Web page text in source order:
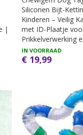
|
Siliconen Bijt-
Kinderen – Veilig
met ID-Plaatje
Prikkelverwerking
IN VOORRAAD
€ 19,99